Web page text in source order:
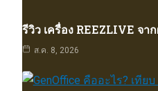
รีวิว เครื่อง REEZLIVE จ
ส.ค. 8, 2026